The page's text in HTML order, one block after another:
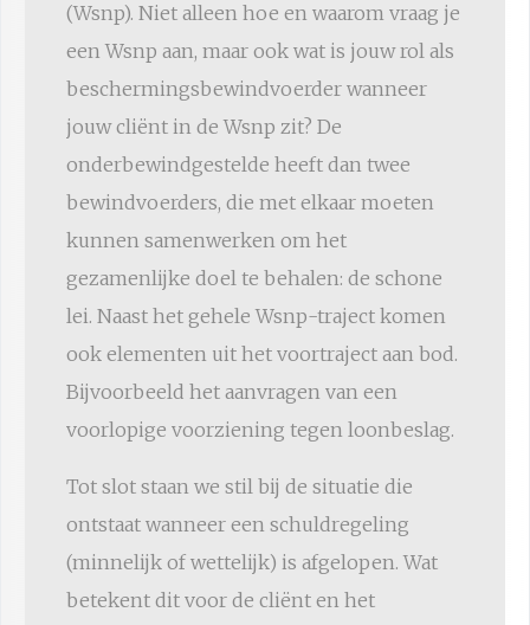
(Wsnp). Niet alleen hoe en waarom vraag je
een Wsnp aan, maar ook wat is jouw rol als
beschermingsbewindvoerder wanneer
jouw cliënt in de Wsnp zit? De
onderbewindgestelde heeft dan twee
bewindvoerders, die met elkaar moeten
kunnen samenwerken om het
gezamenlijke doel te behalen: de schone
lei. Naast het gehele Wsnp-traject komen
ook elementen uit het voortraject aan bod.
Bijvoorbeeld het aanvragen van een
voorlopige voorziening tegen loonbeslag.
Tot slot staan we stil bij de situatie die
ontstaat wanneer een schuldregeling
(minnelijk of wettelijk) is afgelopen. Wat
betekent dit voor de cliënt en het